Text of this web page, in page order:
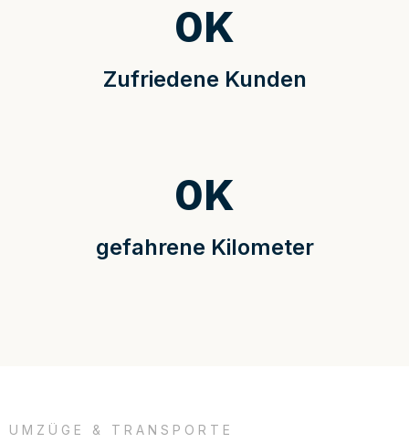
Zufriedene Kunden
0K
gefahrene Kilometer
0K
UMZÜGE & TRANSPORTE